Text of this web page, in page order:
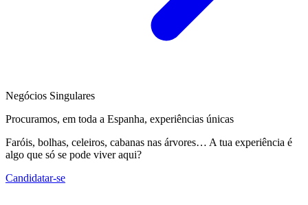
Negócios Singulares
Procuramos, em toda a Espanha, experiências únicas
Faróis, bolhas, celeiros, cabanas nas árvores… A tua experiência é
algo que só se pode viver aqui?
Candidatar-se